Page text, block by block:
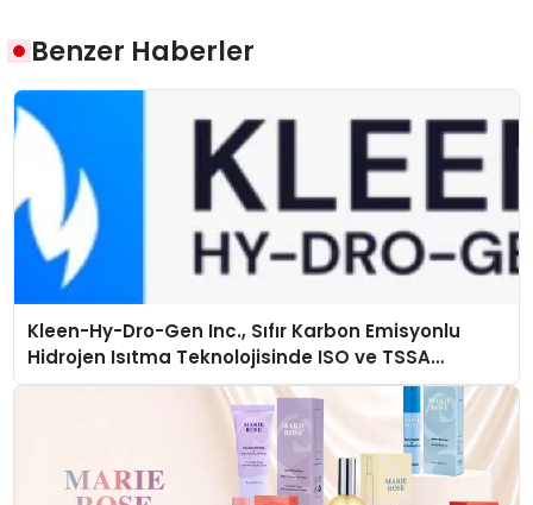
Benzer Haberler
Kleen-Hy-Dro-Gen Inc., Sıfır Karbon Emisyonlu
Hidrojen Isıtma Teknolojisinde ISO ve TSSA
Düzenleyici Onaylarını Aldı